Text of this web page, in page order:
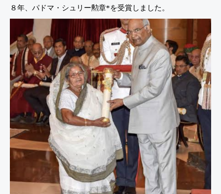
８年、パドマ・シュリー勲章*を受賞しました。